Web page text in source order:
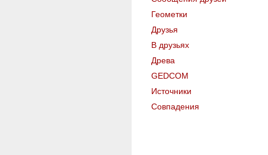
Геометки
Друзья
В друзьях
Древа
GEDCOM
Источники
Совпадения